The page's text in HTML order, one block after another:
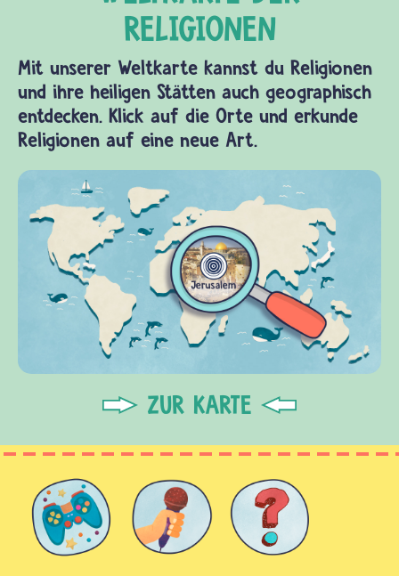
Mit unserer Weltkarte kannst du Religionen
und ihre heiligen Stätten auch geographisch
entdecken. Klick auf die Orte und erkunde
Religionen auf eine neue Art.
ZUR KARTE